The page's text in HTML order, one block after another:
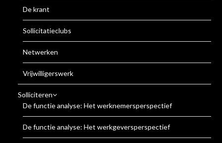
De krant
Sollicitatieclubs
Netwerken
Vrijwilligerswerk
Solliciteren
De functie analyse: Het werknemersperspectief
De functie analyse: Het werkgeversperspectief